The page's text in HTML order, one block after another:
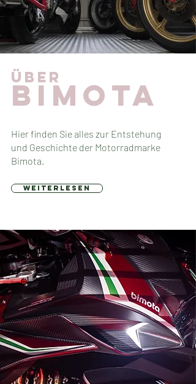
über
bimota
Hier finden Sie alles zur Entstehung
und Geschichte der Motorradmarke
Bimota.
weiterlesen